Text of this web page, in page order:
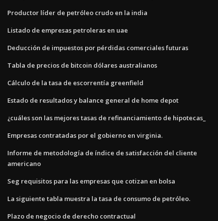
Productor líder de petróleo crudo en la india
Listado de empresas petroleras en uae
Deducción de impuestos por pérdidas comerciales futuras
Tabla de precios de bitcoin dólares australianos
Cálculo de la tasa de escorrentía greenfield
Estado de resultados y balance general de home depot
¿cuáles son las mejores tasas de refinanciamiento de hipotecas_
Empresas contratadas por el gobierno en virginia.
Informe de metodología de índice de satisfacción del cliente
americano
Seg requisitos para las empresas que cotizan en bolsa
La siguiente tabla muestra la tasa de consumo de petróleo.
Plazo de negocio de derecho contractual